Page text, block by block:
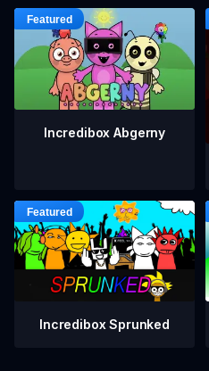
Incredibox Abgerny
Incredibox Sprunked